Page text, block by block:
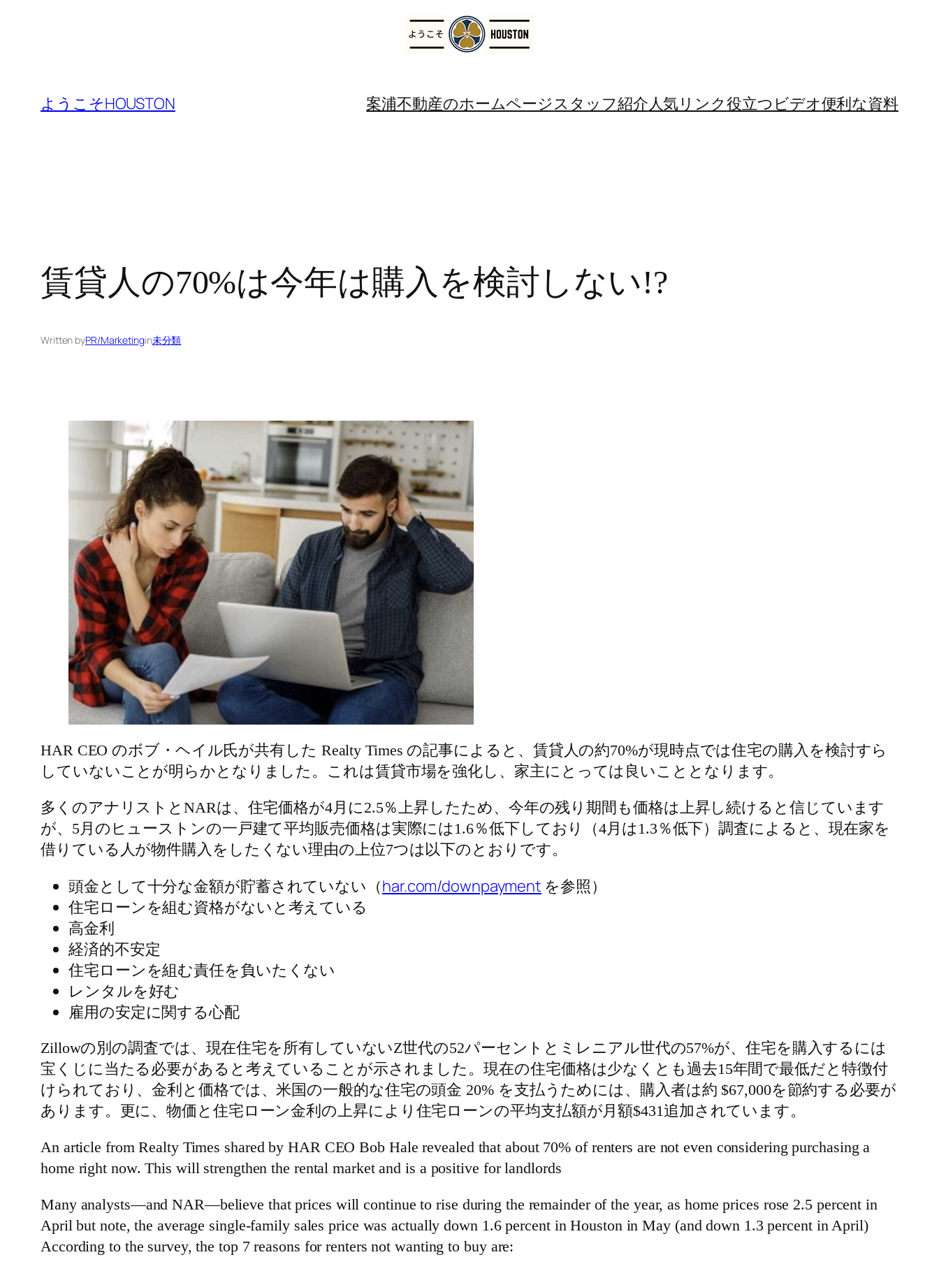
ようこそHOUSTON 案浦不動産のホームページスタッフ紹介人気リンク役立つビデオ便利な資料
賃貸人の70%は今年は購入を検討しない!?
Written byPR/Marketingin未分類
HAR CEO のボブ・ヘイル氏が共有した Realty Times の記事によると、賃貸人の約70%が現時点では住宅の購入を検討すら
していないことが明らかとなりました。これは賃貸市場を強化し、家主にとっては良いこととなります。
多くのアナリストとNARは、住宅価格が4月に2.5％上昇したため、今年の残り期間も価格は上昇し続けると信じています
が、5月のヒューストンの一戸建て平均販売価格は実際には1.6％低下しており（4月は1.3％低下）調査によると、現在家を
借りている人が物件購入をしたくない理由の上位7つは以下のとおりです。
頭金として十分な金額が貯蓄されていない（har.com/downpayment を参照）
住宅ローンを組む資格がないと考えている
高金利
経済的不安定
住宅ローンを組む責任を負いたくない
レンタルを好む
雇用の安定に関する心配
Zillowの別の調査では、現在住宅を所有していないZ世代の52パーセントとミレニアル世代の57%が、住宅を購入するには
宝くじに当たる必要があると考えていることが示されました。現在の住宅価格は少なくとも過去15年間で最低だと特徴付
けられており、金利と価格では、米国の一般的な住宅の頭金 20% を支払うためには、購入者は約 $67,000を節約する必要が
あります。更に、物価と住宅ローン金利の上昇により住宅ローンの平均支払額が月額$431追加されています。
An article from Realty Times shared by HAR CEO Bob Hale revealed that about 70% of renters are not even considering purchasing a
home right now. This will strengthen the rental market and is a positive for landlords
Many analysts—and NAR—believe that prices will continue to rise during the remainder of the year, as home prices rose 2.5 percent in
April but note, the average single-family sales price was actually down 1.6 percent in Houston in May (and down 1.3 percent in April)
According to the survey, the top 7 reasons for renters not wanting to buy are: